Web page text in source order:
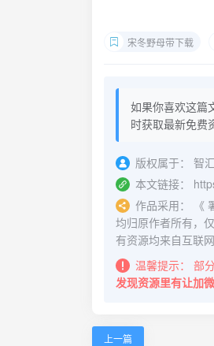
宋冬野母带下载
如果你喜欢这篇
时获取最新免费
版权属于：
智
本文链接：
作品采用：
《
均归原作者所有，
有资源均来自互联
温馨提示：
部
发现资源里有让加
上一篇